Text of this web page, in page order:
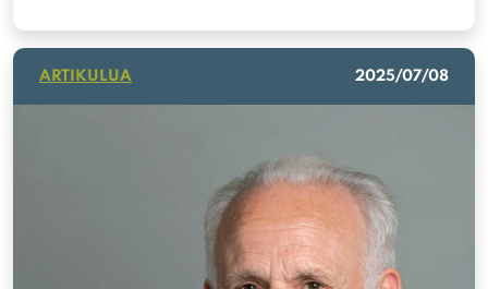
ARTIKULUA 2025/07/08